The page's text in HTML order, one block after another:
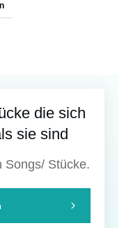
die sich
sie sind
Songs/ Stücke.